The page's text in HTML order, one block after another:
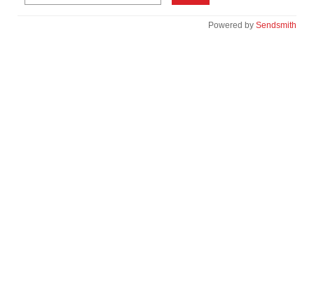
Powered by Sendsmith